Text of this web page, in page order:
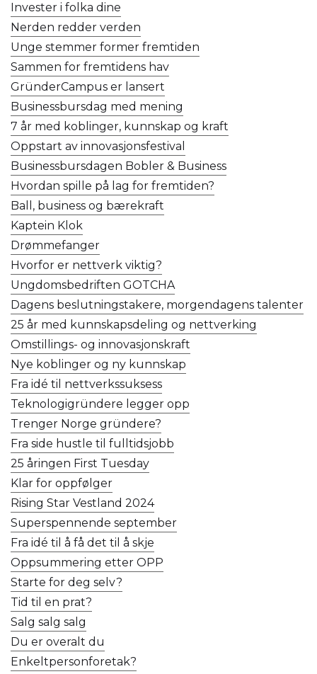
Invester i folka dine
Nerden redder verden
Unge stemmer former fremtiden
Sammen for fremtidens hav
GründerCampus er lansert
Businessbursdag med mening
7 år med koblinger, kunnskap og kraft
Oppstart av innovasjonsfestival
Businessbursdagen Bobler & Business
Hvordan spille på lag for fremtiden?
Ball, business og bærekraft
Kaptein Klok
Drømmefanger
Hvorfor er nettverk viktig?
Ungdomsbedriften GOTCHA
Dagens beslutningstakere, morgendagens talenter
25 år med kunnskapsdeling og nettverking
Omstillings- og innovasjonskraft
Nye koblinger og ny kunnskap
Fra idé til nettverkssuksess
Teknologigründere legger opp
Trenger Norge gründere?
Fra side hustle til fulltidsjobb
25 åringen First Tuesday
Klar for oppfølger
Rising Star Vestland 2024
Superspennende september
Fra idé til å få det til å skje
Oppsummering etter OPP
Starte for deg selv?
Tid til en prat?
Salg salg salg
Du er overalt du
Enkeltpersonforetak?